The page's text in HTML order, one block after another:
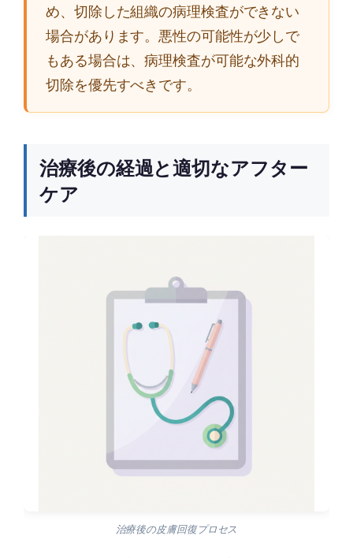
め、切除した組織の病理検査ができない
場合があります。悪性の可能性が少しで
もある場合は、病理検査が可能な外科的
切除を優先すべきです。
治療後の経過と適切なアフター
ケア
治療後の皮膚回復プロセス